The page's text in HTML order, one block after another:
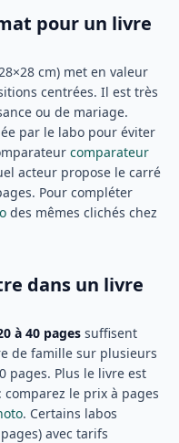
pour un livre
cm) met en valeur
centrées. Il est très
ou de mariage.
par le labo pour éviter
comparateur
acteur propose le carré
Pour compléter
des mêmes clichés chez
dans un livre
à 40 pages suffisent
de famille sur plusieurs
pages. Plus le livre est
le prix à pages
. Certains labos
avec tarifs